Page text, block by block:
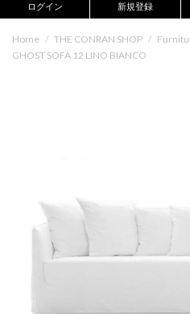
ログイン 新規登録
Home / THE CONRAN SHOP /
GHOST SOFA 12 LINO BIANCO